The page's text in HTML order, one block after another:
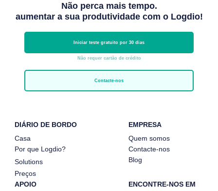
Não perca mais tempo.
aumentar a sua produtividade com o Logdio!
Iniciar teste gratuito por 30 dias
Não requer cartão de crédito
Contacte-nos
DIÁRIO DE BORDO
Casa
Por que Logdio?
Solutions
Preços
EMPRESA
Quem somos
Contacte-nos
Blog
APOIO ENCONTRE-NOS EM